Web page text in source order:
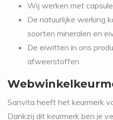
Wij werken met
De natuurlijke werking
soorten mineralen en
De eiwitten in ons
afweerstoffen
Sanvita heeft het keurmerk
Dankzij dit keurmerk ben je